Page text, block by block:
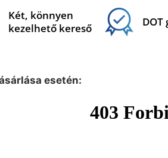
Két, könnyen
kezelhető kereső
DOT
esetén: